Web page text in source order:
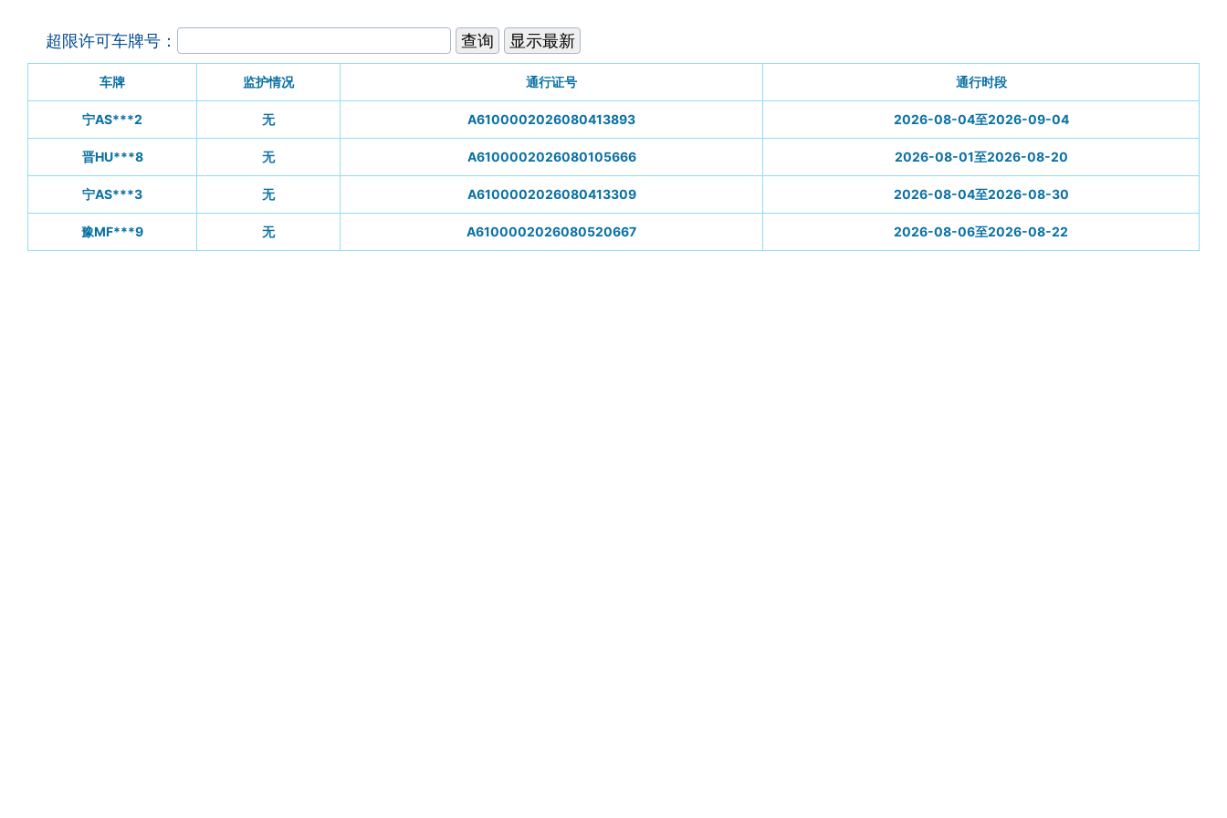
超限许可车牌号：
车牌 监护情况 通行证号 通行时段
宁AS***2 无 A6100002026080413893 2026-08-04至2026-09-04
晋HU***8 无 A6100002026080105666 2026-08-01至2026-08-20
宁AS***3 无 A6100002026080413309 2026-08-04至2026-08-30
豫MF***9 无 A6100002026080520667 2026-08-06至2026-08-22